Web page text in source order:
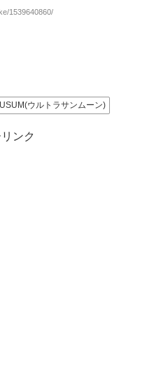
1539640860/
USUM(ウルトラサンムーン)
ンク